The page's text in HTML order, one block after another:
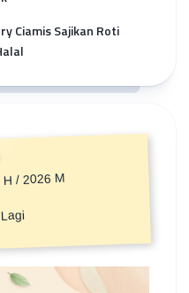
Ciamis Sajikan Roti
/ 2026 M